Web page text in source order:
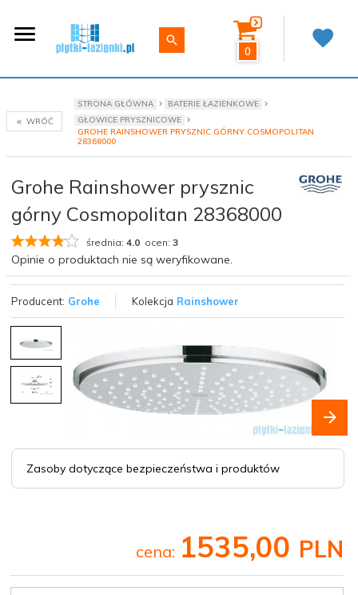
0
WRÓĆ
STRONA GŁÓWNA
BATERIE ŁAZIENKOWE
GŁOWICE PRYSZNICOWE
GROHE RAINSHOWER PRYSZNIC GÓRNY COSMOPOLITAN
28368000
Producent: Grohe Kolekcja Rainshower
Zasoby dotyczące bezpieczeństwa i produktów
Grohe Rainshower prysznic
górny Cosmopolitan 28368000
średnia: 4.0 ocen: 3
Opinie o produktach nie są weryfikowane.
cena: 1535,00 PLN